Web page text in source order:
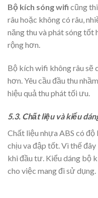
Bộ kích sóng wifi cũng
râu hoặc không có râu,
năng thu và phát sóng tốt
rộng hơn.
Bộ kích wifi không râu sẽ
hơn. Yêu cầu đầu thu
hiệu quả thu phát tối ưu.
5.3. Chất liệu và kiểu
Chất liệu nhựa ABS có độ
chịu va đập tốt. Vì thế đây
khi đầu tư. Kiểu dáng bộ
cho việc mang đi sử dụng.